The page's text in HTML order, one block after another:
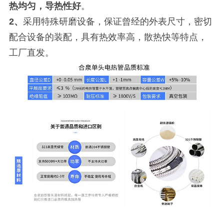
热均匀，导热性好。
2、 采用特殊研磨设备，保证曾经的外表尺寸，密切
配合设备的装配，具有热效率高，散热快等特点，
工厂直发。